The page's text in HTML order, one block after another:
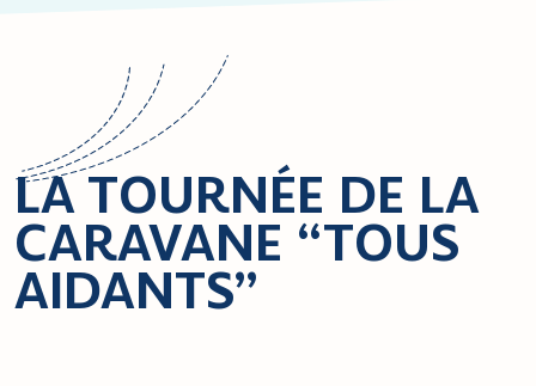
LA TOURNÉE DE LA
CARAVANE “TOUS
AIDANTS”